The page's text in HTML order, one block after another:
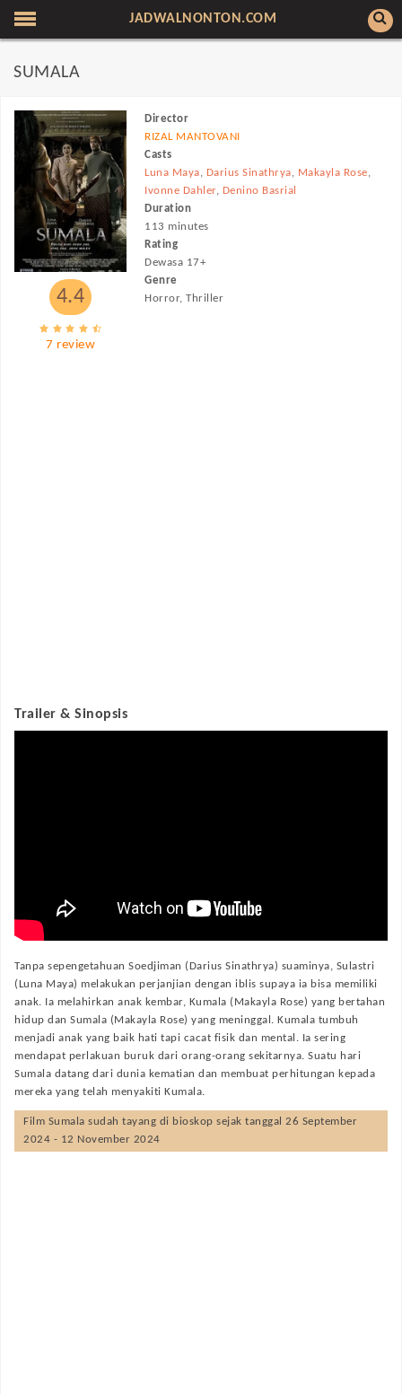
JADWALNONTON.COM
SUMALA
4.4
7 review
Director
RIZAL MANTOVANI
Casts
Luna Maya, Darius Sinathrya, Makayla Rose,
Ivonne Dahler, Denino Basrial
Duration
113 minutes
Rating
Dewasa 17+
Genre
Horror, Thriller
Trailer & Sinopsis
Tanpa sepengetahuan Soedjiman (Darius Sinathrya) suaminya, Sulastri
(Luna Maya) melakukan perjanjian dengan iblis supaya ia bisa memiliki
anak. Ia melahirkan anak kembar, Kumala (Makayla Rose) yang bertahan
hidup dan Sumala (Makayla Rose) yang meninggal. Kumala tumbuh
menjadi anak yang baik hati tapi cacat fisik dan mental. Ia sering
mendapat perlakuan buruk dari orang-orang sekitarnya. Suatu hari
Sumala datang dari dunia kematian dan membuat perhitungan kepada
mereka yang telah menyakiti Kumala.
Film Sumala sudah tayang di bioskop sejak tanggal 26 September
2024 - 12 November 2024